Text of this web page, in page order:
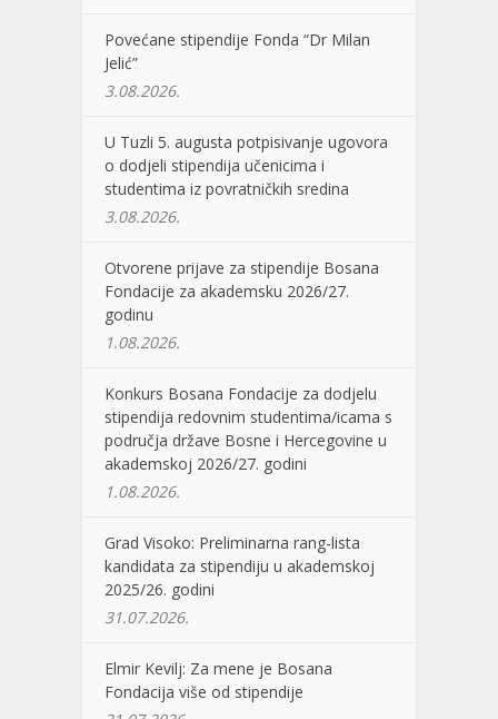
Povećane stipendije Fonda “Dr Milan
Jelić”
3.08.2026.
U Tuzli 5. augusta potpisivanje ugovora
o dodjeli stipendija učenicima i
studentima iz povratničkih sredina
3.08.2026.
Otvorene prijave za stipendije Bosana
Fondacije za akademsku 2026/27.
godinu
1.08.2026.
Konkurs Bosana Fondacije za dodjelu
stipendija redovnim studentima/icama s
područja države Bosne i Hercegovine u
akademskoj 2026/27. godini
1.08.2026.
Grad Visoko: Preliminarna rang-lista
kandidata za stipendiju u akademskoj
2025/26. godini
31.07.2026.
Elmir Kevilj: Za mene je Bosana
Fondacija više od stipendije